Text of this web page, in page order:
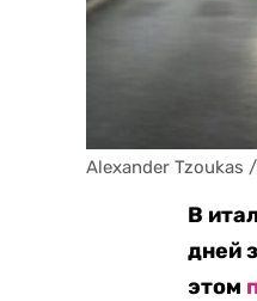
Alexander Tzoukas
В
дней
этом